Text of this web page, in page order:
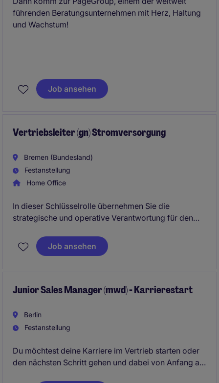
führenden Beratungsunternehmen mit Herz, Haltung
und Wachstum!
Job ansehen
Vertriebsleiter (gn) Stromversorgung
Bremen (Bundesland)
Festanstellung
Home Office
In dieser Schlüsselrolle übernehmen Sie die
strategische und operative Verantwortung für den
weiteren Ausbau des Geschäfts voran.
Job ansehen
Junior Sales Manager (mwd) - Karrierestart
Berlin
Festanstellung
Du möchtest deine Karriere im Vertrieb starten oder
den nächsten Schritt gehen und dabei von Anfang an